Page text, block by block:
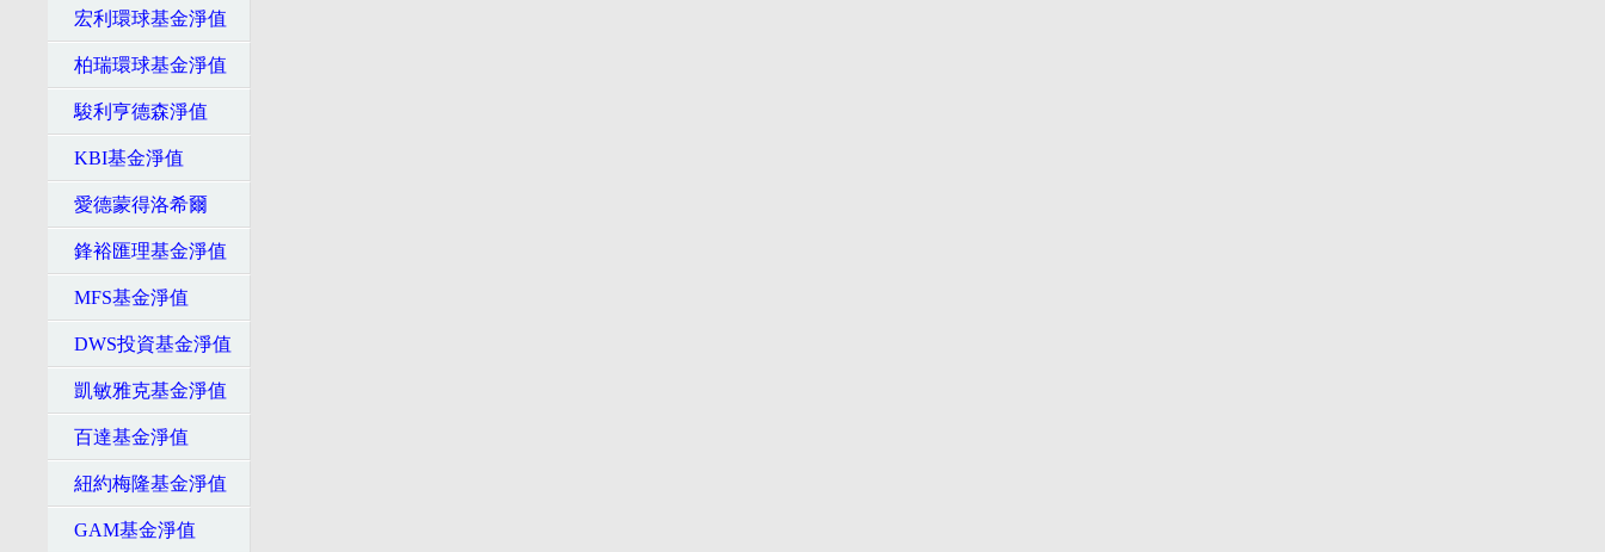
宏利環球基金淨值
柏瑞環球基金淨值
駿利亨德森淨值
KBI基金淨值
愛德蒙得洛希爾
鋒裕匯理基金淨值
MFS基金淨值
DWS投資基金淨值
凱敏雅克基金淨值
百達基金淨值
紐約梅隆基金淨值
GAM基金淨值